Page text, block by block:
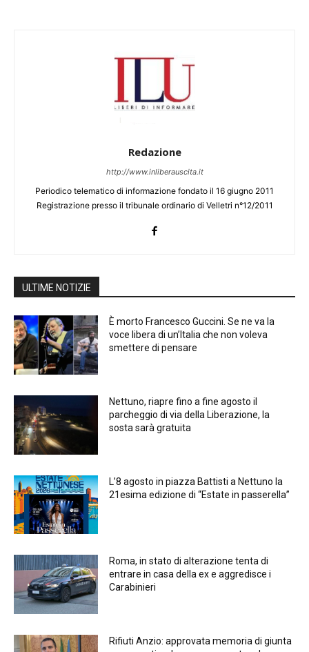
Redazione
http://www.inliberauscita.it
Periodico telematico di informazione fondato il 16 giugno 2011
Registrazione presso il tribunale ordinario di Velletri n°12/2011
ULTIME NOTIZIE
È morto Francesco Guccini. Se ne va la
voce libera di un’Italia che non voleva
smettere di pensare
Nettuno, riapre fino a fine agosto il
parcheggio di via della Liberazione, la
sosta sarà gratuita
L’8 agosto in piazza Battisti a Nettuno la
21esima edizione di “Estate in passerella”
Roma, in stato di alterazione tenta di
entrare in casa della ex e aggredisce i
Carabinieri
Rifiuti Anzio: approvata memoria di giunta